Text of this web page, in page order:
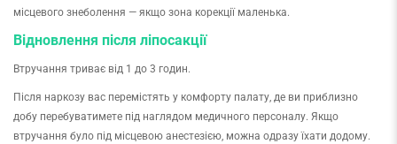
місцевого знеболення — якщо зона корекції маленька.
Відновлення після ліпосакції
Втручання триває від 1 до 3 годин.
Після наркозу вас перемістять у комфорту палату, де ви приблизно
добу перебуватимете під наглядом медичного персоналу. Якщо
втручання було під місцевою анестезією, можна одразу їхати додому.